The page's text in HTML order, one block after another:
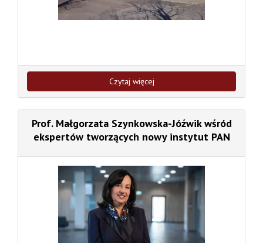
Czytaj więcej
Prof. Małgorzata Szynkowska-Jóźwik wśród
ekspertów tworzących nowy instytut PAN